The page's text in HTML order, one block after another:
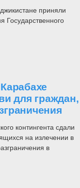
приняли
Государственного
для граждан,
контингента сдали
на излечении в
в